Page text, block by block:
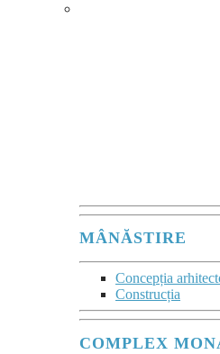
MÂNĂSTIRE
Concepția
Construcția
COMPLEX